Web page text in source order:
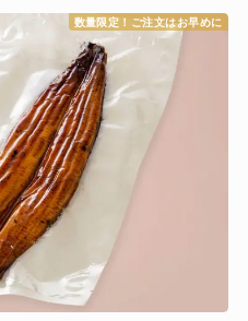
数量限定！ご注文はお早めに